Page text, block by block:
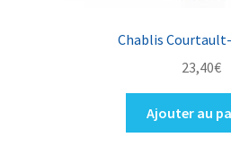
Chablis
23,40€
Ajouter au